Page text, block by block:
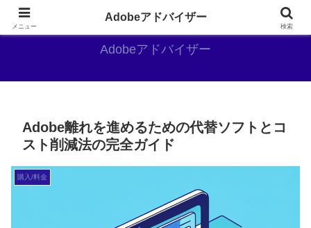
Adobe好きのAdobe推しブログ
Adobeアドバイザー
Adobe離れを進めるための代替ソフトとコ
スト削減法の完全ガイド
購入/料金
メニュー
Adobeアドバイザー
検索